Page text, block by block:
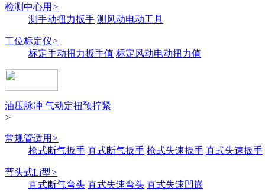
检测中心用 >
测手动扭力扳手 测风动电动工具
工位标定仪>
标定手动扭力扳手值 标定风动电动扭力值
油压脉冲 气动定扭预拧紧
>
常规管适用 >
枪式断气扳手 直式断气扳手 枪式失速扳手 直式失速扳手
弯头式Li型>
直式断气弯头 直式失速弯头 直式失速凹嵌